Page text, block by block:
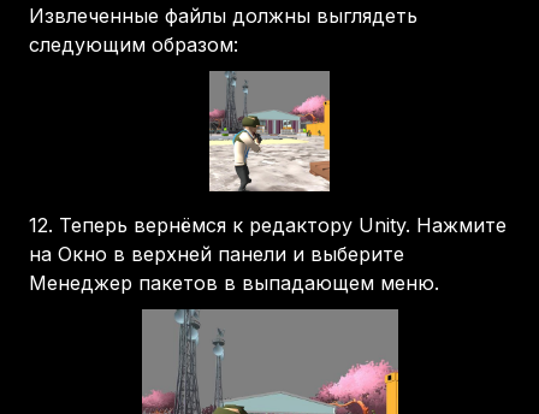
Извлеченные файлы должны выглядеть
следующим образом:
12. Теперь вернёмся к редактору Unity. Нажмите
на Окно в верхней панели и выберите
Менеджер пакетов в выпадающем меню.